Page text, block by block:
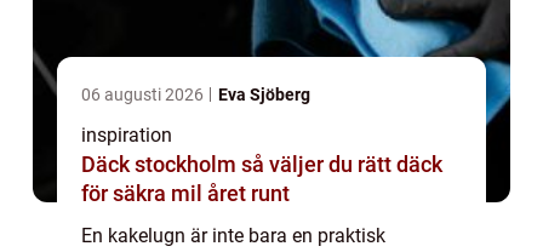
06 augusti 2026 Eva Sjöberg
inspiration
Däck stockholm så väljer du rätt däck
för säkra mil året runt
En kakelugn är inte bara en praktisk